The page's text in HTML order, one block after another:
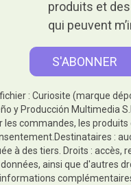
produits et
qui peuvent
: Curiosite (marque
y Producción Multimedia
commandes, les produits
:
à des tiers. Droits : accès,
ainsi que d'autres